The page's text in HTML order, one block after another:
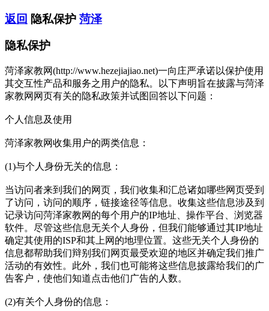
返回 隐私保护 菏泽
隐私保护
菏泽家教网(http://www.hezejiajiao.net)一向庄严承诺以保护使用
其交互性产品和服务之用户的隐私。以下声明旨在披露与菏泽
家教网网页有关的隐私政策并试图回答以下问题：
个人信息及使用
菏泽家教网收集用户的两类信息：
(1)与个人身份无关的信息：
当访问者来到我们的网页，我们收集和汇总诸如哪些网页受到
了访问，访问的顺序，链接途径等信息。收集这些信息涉及到
记录访问菏泽家教网的每个用户的IP地址、操作平台、浏览器
软件。尽管这些信息无关个人身份，但我们能够通过其IP地址
确定其使用的ISP和其上网的地理位置。这些无关个人身份的
信息都帮助我们辩别我们网页最受欢迎的地区并确定我们推广
活动的有效性。此外，我们也可能将这些信息披露给我们的广
告客户，使他们知道点击他们广告的人数。
(2)有关个人身份的信息：